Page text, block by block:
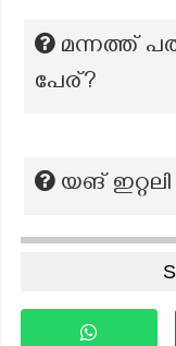
മന്നത്ത്
പേര്?
യങ്